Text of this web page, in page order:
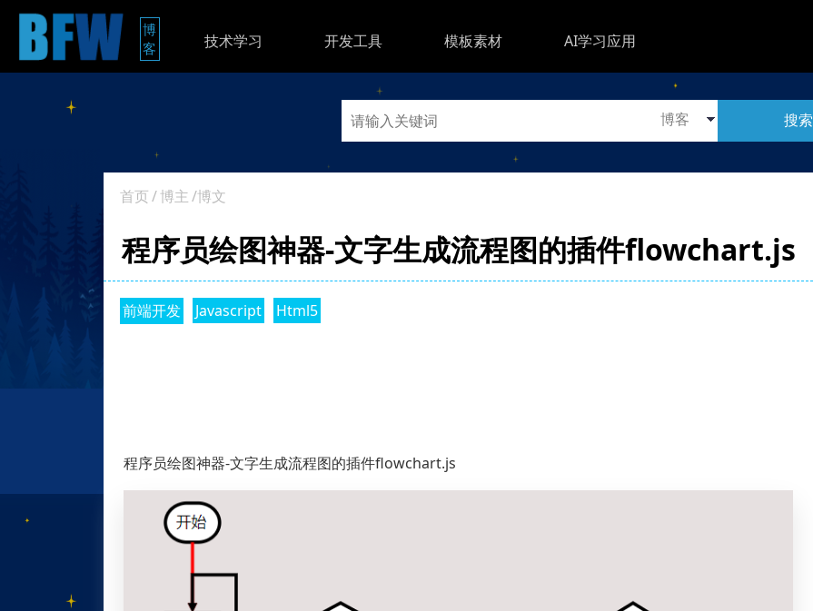
博
客
技术学习 开发工具 模板素材 AI学习应用
搜索
首页/博主/博文
程序员绘图神器-文字生成流程图的插件flowchart.js
前端开发 Javascript Html5
程序员绘图神器-文字生成流程图的插件flowchart.js